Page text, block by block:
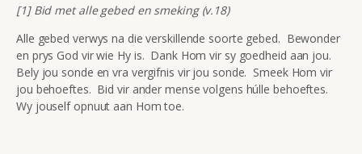
[1] Bid met alle gebed en smeking (v.18)
Alle gebed verwys na die verskillende soorte gebed. Bewonder
en prys God vir wie Hy is. Dank Hom vir sy goedheid aan jou.
Bely jou sonde en vra vergifnis vir jou sonde. Smeek Hom vir
jou behoeftes. Bid vir ander mense volgens húlle behoeftes.
Wy jouself opnuut aan Hom toe.